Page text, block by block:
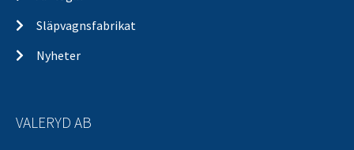
Släpvagnsfabrikat
Nyheter
VALERYD AB